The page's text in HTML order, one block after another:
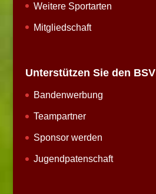
Weitere Sportarten
Mitgliedschaft
Unterstützen Sie den BSV
Bandenwerbung
Teampartner
Sponsor werden
Jugendpatenschaft